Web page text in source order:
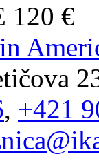
120 €
, +421